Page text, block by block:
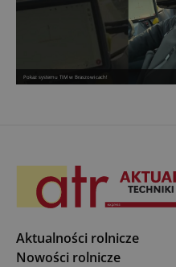
Pokaz systemu TIM w Braszowicach!
Aktualności rolnicze
Nowości rolnicze